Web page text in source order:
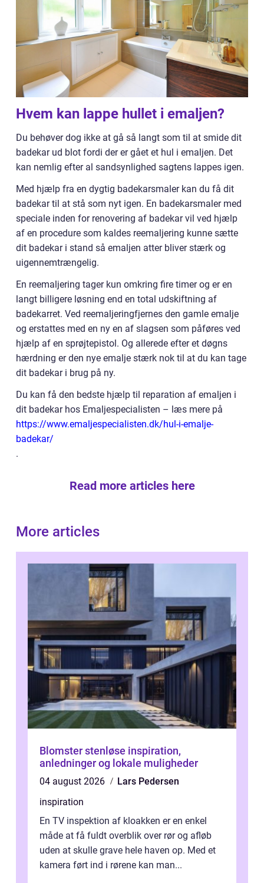
Hvem kan lappe hullet i emaljen?
Du behøver dog ikke at gå så langt som til at smide dit
badekar ud blot fordi der er gået et hul i emaljen. Det
kan nemlig efter al sandsynlighed sagtens lappes igen.
Med hjælp fra en dygtig badekarsmaler kan du få dit
badekar til at stå som nyt igen. En badekarsmaler med
speciale inden for renovering af badekar vil ved hjælp
af en procedure som kaldes reemaljering kunne sætte
dit badekar i stand så emaljen atter bliver stærk og
uigennemtrængelig.
En reemaljering tager kun omkring fire timer og er en
langt billigere løsning end en total udskiftning af
badekarret. Ved reemaljeringfjernes den gamle emalje
og erstattes med en ny en af slagsen som påføres ved
hjælp af en sprøjtepistol. Og allerede efter et døgns
hærdning er den nye emalje stærk nok til at du kan tage
dit badekar i brug på ny.
Du kan få den bedste hjælp til reparation af emaljen i
dit badekar hos Emaljespecialisten – læs mere på
https://www.emaljespecialisten.dk/hul-i-emalje-
badekar/
.
Read more articles here
More articles
Blomster stenløse inspiration,
anledninger og lokale muligheder
04 august 2026
Lars Pedersen
inspiration
En TV inspektion af kloakken er en enkel
måde at få fuldt overblik over rør og afløb
uden at skulle grave hele haven op. Med et
kamera ført ind i rørene kan man...